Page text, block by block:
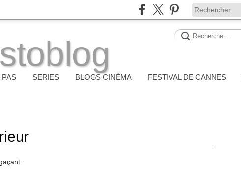
SERIES BLOGS CINÉMA FESTIVAL DE CANNES